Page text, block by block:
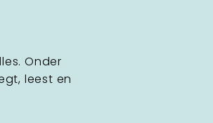
Onder
leest en